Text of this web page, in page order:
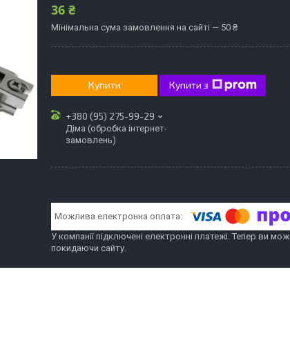
36 ₴
Мінімальна сума замовлення на сайті — 50 ₴
Купити Купити з
+380 (95) 275-99-29
Діма (обробка інтернет-
замовлень)
У компанії підключені електронні платежі. Тепер ви
покидаючи сайту.